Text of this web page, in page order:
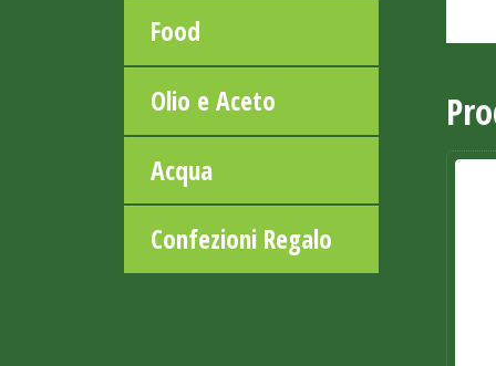
Food
Olio e Aceto
Acqua
Confezioni Regalo